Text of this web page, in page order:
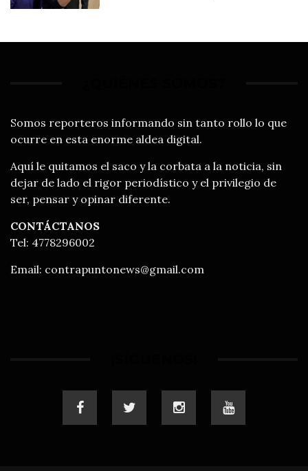
Somos reporteros informando sin tanto rollo lo que
ocurre en esta enorme aldea digital.
Aquí le quitamos el saco y la corbata a la noticia, sin
dejar de lado el rigor periodístico y el privilegio de
ser, pensar y opinar diferente.
CONTÁCTANOS
Tel: 4778296002
Email: contrapuntonews@gmail.com